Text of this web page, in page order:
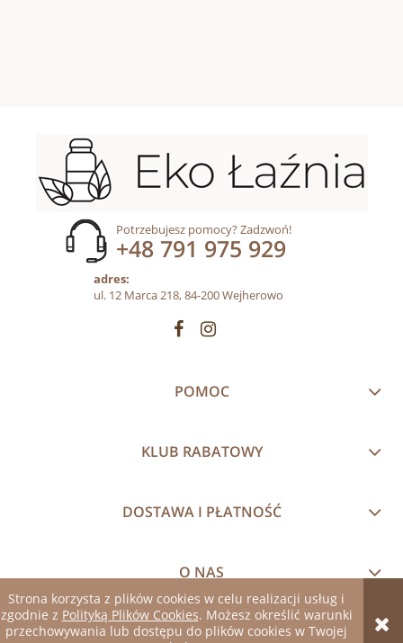
Strona korzysta z plików cookies w celu realizacji usług i
zgodnie z Polityką Plików Cookies. Możesz określić warunki
przechowywania lub dostępu do plików cookies w Twojej
Potrzebujesz pomocy? Zadzwoń!
+48 791 975 929
adres:
ul. 12 Marca 218, 84-200 Wejherowo
POMOC
KLUB RABATOWY
DOSTAWA I PŁATNOŚĆ
O NAS
pokaż pełną wersję strony